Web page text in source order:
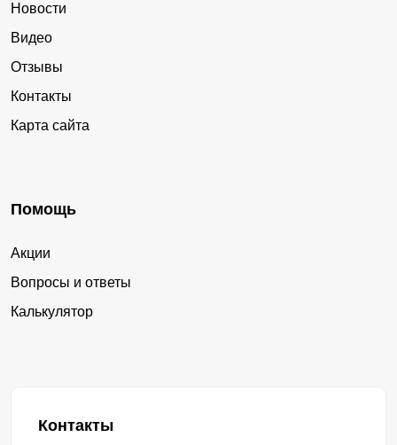
Новости
Видео
Отзывы
Контакты
Карта сайта
Помощь
Акции
Вопросы и ответы
Калькулятор
Контакты